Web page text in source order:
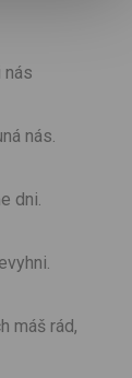
nás
nás.
dni.
máš rád,